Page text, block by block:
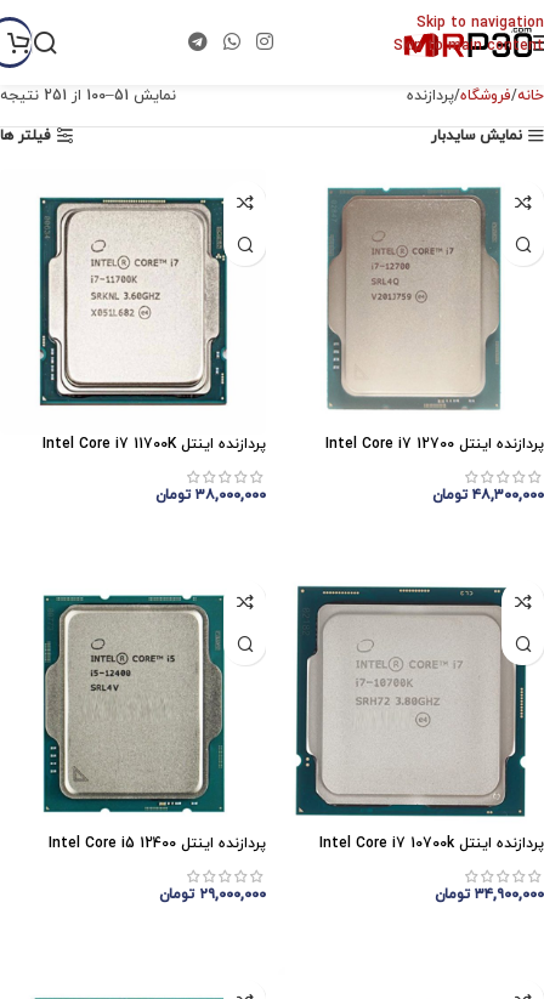
Skip to navigation
Skip to main content
خانه فروشگاه پردازنده نمایش 51–100 از 251 نتیجه
نمایش سایدبار فیلتر ها
پردازنده اینتل Intel Core i7 12700
۴۸,۳۰۰,۰۰۰ تومان
پردازنده اینتل Intel Core i7 11700K
۳۸,۰۰۰,۰۰۰ تومان
پردازنده اینتل Intel Core i7 10700k
۳۴,۹۰۰,۰۰۰ تومان
پردازنده اینتل Intel Core i5 12400
۲۹,۰۰۰,۰۰۰ تومان